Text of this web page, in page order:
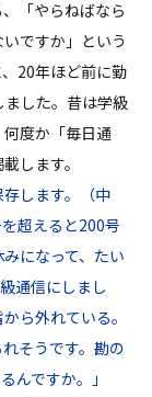
「やらねばなら
ですか」という
20年ほど前に勤
した。昔は学級
度か「毎日通
します。
します。（中
超えると200号
になって、たい
通信にしまし
ら外れている。
そうです。勘の
んですか。」